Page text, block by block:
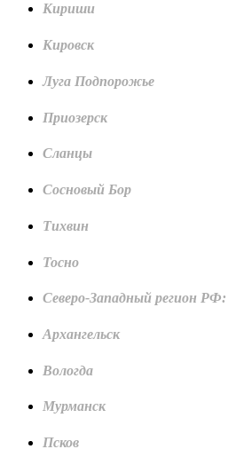
Кириши
Кировск
Луга Подпорожье
Приозерск
Сланцы
Сосновый Бор
Тихвин
Тосно
Северо-Западный регион РФ:
Архангельск
Вологда
Мурманск
Псков